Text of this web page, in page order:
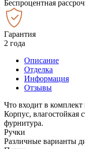
Беспроцентная
Гарантия
2 года
Описание
Отделка
Информация
Отзывы
Что входит в комплект
Корпус, влагостойкая
фурнитура.
Ручки
Различные варианты